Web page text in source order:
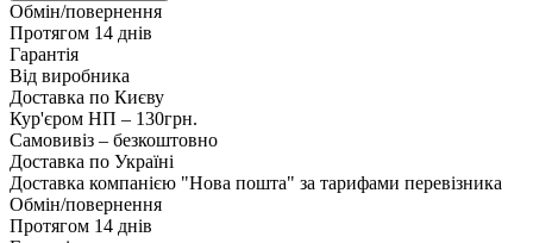
Обмін/повернення
Протягом 14 днів
Гарантія
Від виробника
Доставка по Києву
Кур'єром НП – 130грн.
Самовивіз – безкоштовно
Доставка по Україні
Доставка компанією "Нова пошта" за тарифами перевізника
Обмін/повернення
Протягом 14 днів